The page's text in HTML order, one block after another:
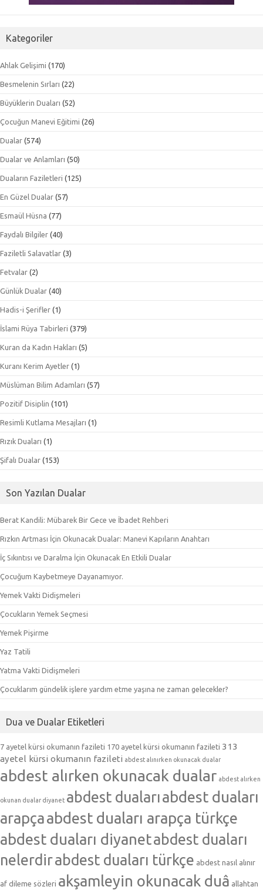
Kategoriler
Ahlak Gelişimi (170)
Besmelenin Sırları (22)
Büyüklerin Duaları (52)
Çocuğun Manevi Eğitimi (26)
Dualar (574)
Dualar ve Anlamları (50)
Duaların Faziletleri (125)
En Güzel Dualar (57)
Esmaül Hüsna (77)
Faydalı Bilgiler (40)
Faziletli Salavatlar (3)
Fetvalar (2)
Günlük Dualar (40)
Hadis-i Şerifler (1)
İslami Rüya Tabirleri (379)
Kuran da Kadın Hakları (5)
Kuranı Kerim Ayetler (1)
Müslüman Bilim Adamları (57)
Pozitif Disiplin (101)
Resimli Kutlama Mesajları (1)
Rızık Duaları (1)
Şifalı Dualar (153)
Son Yazılan Dualar
Berat Kandili: Mübarek Bir Gece ve İbadet Rehberi
Rızkın Artması İçin Okunacak Dualar: Manevi Kapıların Anahtarı
İç Sıkıntısı ve Daralma İçin Okunacak En Etkili Dualar
Çocuğum Kaybetmeye Dayanamıyor.
Yemek Vakti Didişmeleri
Çocukların Yemek Seçmesi
Yemek Pişirme
Yaz Tatili
Yatma Vakti Didişmeleri
Çocuklarım gündelik işlere yardım etme yaşına ne zaman gelecekler?
Dua ve Dualar Etiketleri
7 ayetel kürsi okumanın fazileti 170 ayetel kürsi okumanın fazileti 313
ayetel kürsi okumanın fazileti abdest alınırken okunacak dualar
abdest alırken okunacak dualar abdest alırken
okunan dualar diyanet abdest dualarıabdest duaları
arapçaabdest duaları arapça türkçe
abdest duaları diyanetabdest duaları
nelerdirabdest duaları türkçe abdest nasıl alınır
af dileme sözleri akşamleyin okunacak duâ allahtan